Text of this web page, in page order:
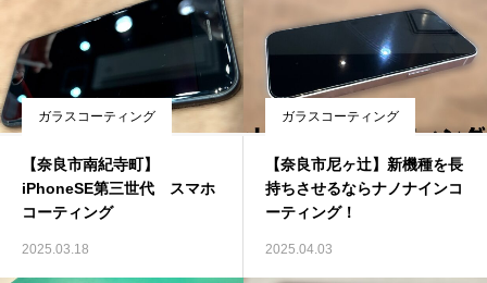
ガラスコーティング
【奈良市南紀寺町】
iPhoneSE第三世代 スマホ
コーティング
2025.03.18
ガラスコーティング
【奈良市尼ヶ辻】新機種を長
持ちさせるならナノナインコ
ーティング！
2025.04.03